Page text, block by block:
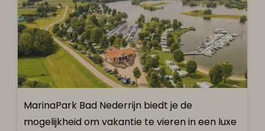
MarinaPark Bad Nederrijn biedt je de
mogelijkheid om vakantie te vieren in een luxe